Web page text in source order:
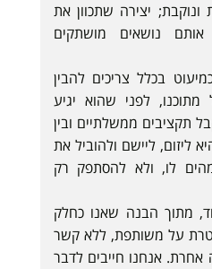
ונוקבת; יצירה שתכוון את
נושאים מושתקים
בכלל צריכים להבין
לפני שהוא יגיע
תקציבים ממשלתיים ובין
ליזום, ליישם ולהוביל את
לו, ולא להסתפק רק
מתוך הבנה שאנו כחלק
על משותפת, ללא קשר
אחרת. אנחנו חייבים לדבר